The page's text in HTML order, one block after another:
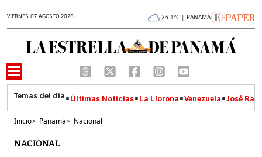
VIERNES 07 AGOSTO 2026 26.1°C | PANAMÁ
Últimas Noticias La Llorona Venezuela José
Inicio> Panamá> Nacional
NACIONAL